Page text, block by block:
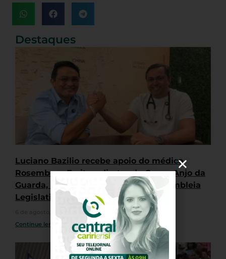
Destaques
Luciano Bazilio recebe apoio do médico
Rosemberg Freitas, diretor do Grupo Anjo da
Guarda, na disputa por vaga na Assembleia
Legislativa
Nenhum comentário
Continue lendo »